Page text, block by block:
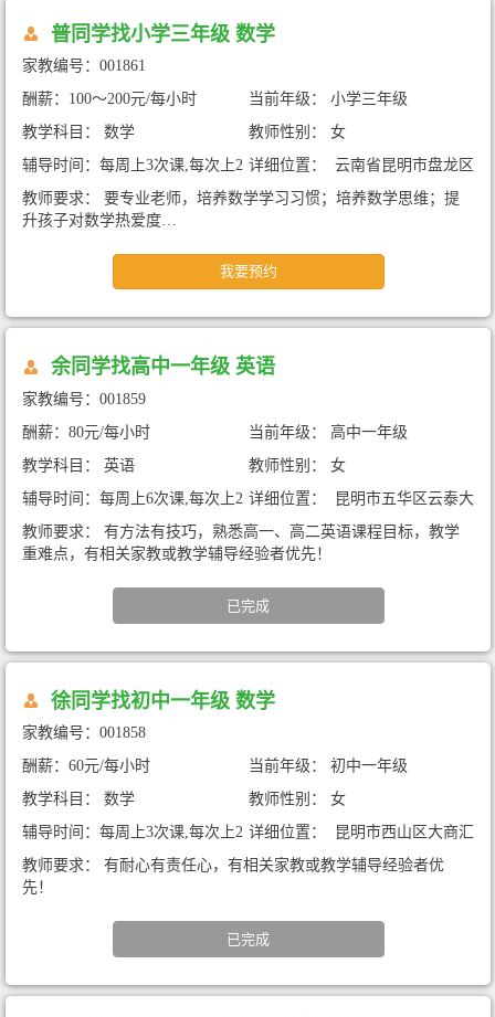
普同学找小学三年级 数学
家教编号：001861
酬薪：100～200元/每小时
当前年级： 小学三年级
教学科目： 数学
教师性别： 女
辅导时间：每周上3次课,每次上2
小时
详细位置： 云南省昆明市盘龙区
融城昆明湖臻园B区（暑期+周中
家教)
教师要求： 要专业老师，培养数学学习习惯；培养数学思维；提
升孩子对数学热爱度…
我要预约
余同学找高中一年级 英语
家教编号：001859
酬薪：80元/每小时
当前年级： 高中一年级
教学科目： 英语
教师性别： 女
辅导时间：每周上6次课,每次上2
小时
详细位置： 昆明市五华区云泰大
厦A座（暑期家教）
教师要求： 有方法有技巧，熟悉高一、高二英语课程目标，教学
重难点，有相关家教或教学辅导经验者优先！
已完成
徐同学找初中一年级 数学
家教编号：001858
酬薪：60元/每小时
当前年级： 初中一年级
教学科目： 数学
教师性别： 女
辅导时间：每周上3次课,每次上2
小时
详细位置： 昆明市西山区大商汇
（暑期家教）
教师要求： 有耐心有责任心，有相关家教或教学辅导经验者优
先！
已完成